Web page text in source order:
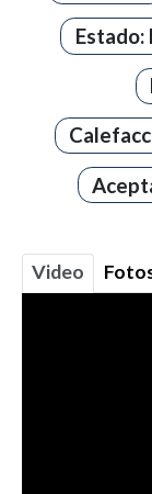
Estado:
Video